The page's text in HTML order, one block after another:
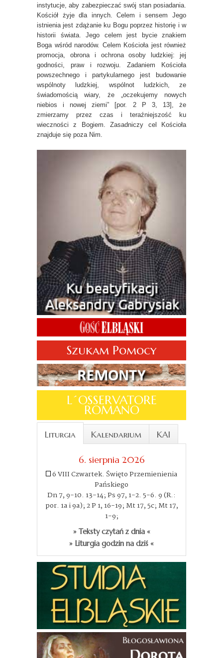
instytucje, aby zabezpieczać swój stan posiadania.
Kościół żyje dla innych. Celem i sensem Jego
istnienia jest zdążanie ku Bogu poprzez historię i w
historii świata. Jego celem jest bycie znakiem
Boga wśród narodów. Celem Kościoła jest również
promocja, obrona i ochrona osoby ludzkiej: jej
godności, praw i rozwoju. Zadaniem Kościoła
powszechnego i partykularnego jest budowanie
wspólnoty ludzkiej, wspólnot ludzkich, ze
świadomością wiary, że „oczekujemy nowych
niebios i nowej ziemi” [por. 2 P 3, 13], że
zmierzamy przez czas i teraźniejszość ku
wieczności z Bogiem. Zasadniczy cel Kościoła
znajduje się poza Nim.
Szukam Pomocy
L´OSSERVATORE
ROMANO
Liturgia Kalendarium KAI
6. sierpnia 2026
6 VIII Czwartek. Święto Przemienienia
Pańskiego
Dn 7, 9-10. 13-14; Ps 97, 1-2. 5-6. 9 (R.:
por. 1a i 9a); 2 P 1, 16-19; Mt 17, 5c; Mt 17,
1-9;
» Teksty czytań z dnia «
» Liturgia godzin na dziś «